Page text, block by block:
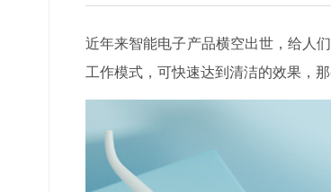
近年来智能电子产品横空出世，给人
工作模式，可快速达到清洁的效果，